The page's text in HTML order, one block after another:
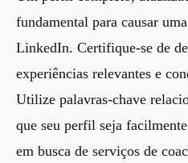
fundamental para causar
LinkedIn. Certifique-se de
experiências relevantes e
Utilize palavras-chave
que seu perfil seja
em busca de serviços de